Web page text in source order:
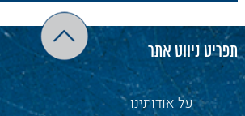
תפריט ניווט אתר
על אודותינו